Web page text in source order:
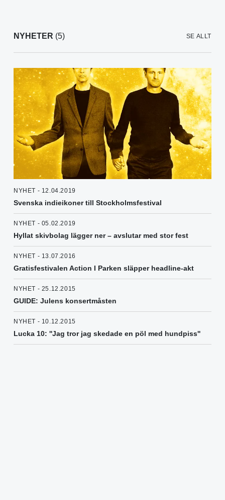
NYHETER (5) SE ALLT
NYHET - 12.04.2019
Svenska indieikoner till Stockholmsfestival
NYHET - 05.02.2019
Hyllat skivbolag lägger ner – avslutar med stor fest
NYHET - 13.07.2016
Gratisfestivalen Action I Parken släpper headline-akt
NYHET - 25.12.2015
GUIDE: Julens konsertmåsten
NYHET - 10.12.2015
Lucka 10: ''Jag tror jag skedade en pöl med hundpiss''